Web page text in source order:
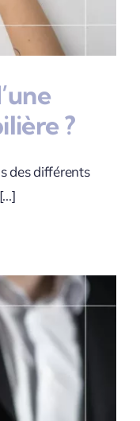
?
des différents